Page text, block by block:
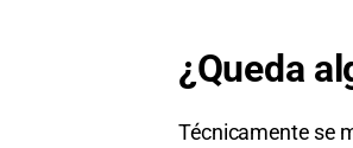
¿Queda
Técnicamente se